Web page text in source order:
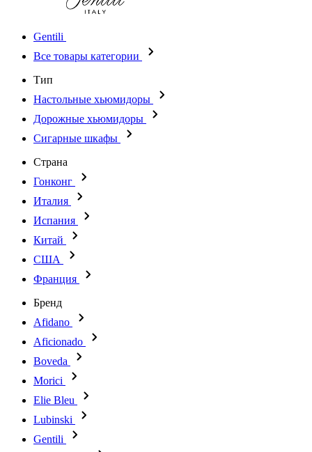
Gentili
Все товары категории
Тип
Настольные хьюмидоры
Дорожные хьюмидоры
Сигарные шкафы
Страна
Гонконг
Италия
Испания
Китай
США
Франция
Бренд
Afidano
Aficionado
Boveda
Morici
Elie Bleu
Lubinski
Gentili